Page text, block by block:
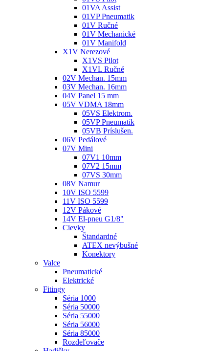
01VA Assist
01VP Pneumatik
01V Ručné
01V Mechanické
01V Manifold
X1V Nerezové
X1VS Pilot
X1VL Ručné
02V Mechan. 15mm
03V Mechan. 16mm
04V Panel 15 mm
05V VDMA 18mm
05VS Elektrom.
05VP Pneumatik
05VB Príslušen.
06V Pedálové
07V Mini
07V1 10mm
07V2 15mm
07VS 30mm
08V Namur
10V ISO 5599
11V ISO 5599
12V Pákové
14V El-pneu G1/8"
Cievky
Štandardné
ATEX nevýbušné
Konektory
Valce
Pneumatické
Elektrické
Fitingy
Séria 1000
Séria 50000
Séria 55000
Séria 56000
Séria 85000
Rozdeľovače